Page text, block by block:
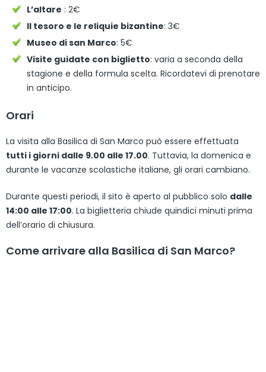
L’altare : 2€
Il tesoro e le reliquie bizantine: 3€
Museo di san Marco: 5€
Visite guidate con biglietto: varia a seconda della
stagione e della formula scelta. Ricordatevi di prenotare
in anticipo.
Orari
La visita alla Basilica di San Marco può essere effettuata
tutti i giorni dalle 9.00 alle 17.00. Tuttavia, la domenica e
durante le vacanze scolastiche italiane, gli orari cambiano.
Durante questi periodi, il sito è aperto al pubblico solo dalle
14:00 alle 17:00. La biglietteria chiude quindici minuti prima
dell’orario di chiusura.
Come arrivare alla Basilica di San Marco?